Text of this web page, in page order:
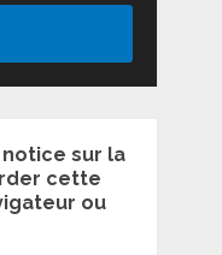
notice sur la
cette
ou